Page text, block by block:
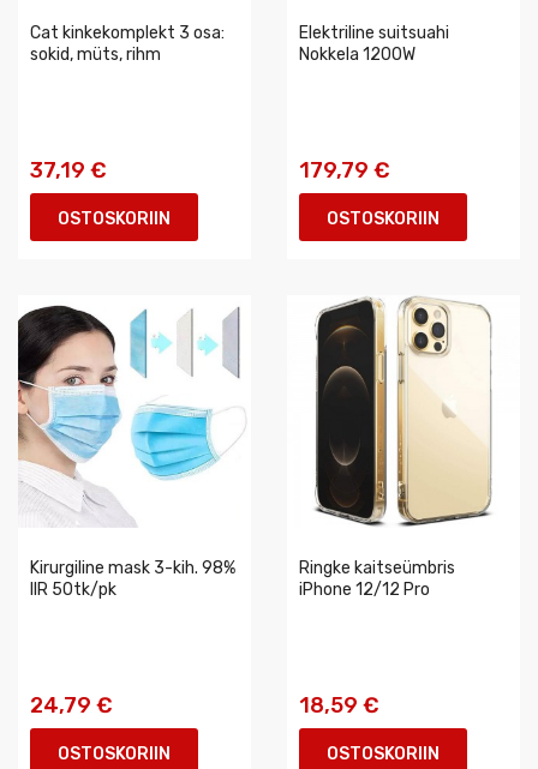
Cat kinkekomplekt 3 osa:
sokid, müts, rihm
37,19 €
OSTOSKORIIN
Elektriline suitsuahi
Nokkela 1200W
179,79 €
OSTOSKORIIN
Kirurgiline mask 3-kih. 98%
IIR 50tk/pk
24,79 €
OSTOSKORIIN
Ringke kaitseümbris
iPhone 12/12 Pro
18,59 €
OSTOSKORIIN